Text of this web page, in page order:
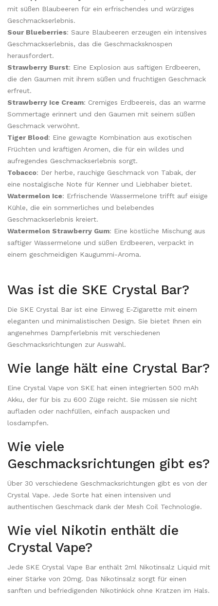
mit süßen Blaubeeren für ein erfrischendes und würziges
Geschmackserlebnis.
Sour Blueberries: Saure Blaubeeren erzeugen ein intensives
Geschmackserlebnis, das die Geschmacksknospen
herausfordert.
Strawberry Burst: Eine Explosion aus saftigen Erdbeeren,
die den Gaumen mit ihrem süßen und fruchtigen Geschmack
erfreut.
Strawberry Ice Cream: Cremiges Erdbeereis, das an warme
Sommertage erinnert und den Gaumen mit seinem süßen
Geschmack verwöhnt.
Tiger Blood: Eine gewagte Kombination aus exotischen
Früchten und kräftigen Aromen, die für ein wildes und
aufregendes Geschmackserlebnis sorgt.
Tobacco: Der herbe, rauchige Geschmack von Tabak, der
eine nostalgische Note für Kenner und Liebhaber bietet.
Watermelon Ice: Erfrischende Wassermelone trifft auf eisige
Kühle, die ein sommerliches und belebendes
Geschmackserlebnis kreiert.
Watermelon Strawberry Gum: Eine köstliche Mischung aus
saftiger Wassermelone und süßen Erdbeeren, verpackt in
einem geschmeidigen Kaugummi-Aroma.
Was ist die SKE Crystal Bar?
Die SKE Crystal Bar ist eine Einweg E-Zigarette mit einem
eleganten und minimalistischen Design. Sie bietet Ihnen ein
angenehmes Dampferlebnis mit verschiedenen
Geschmacksrichtungen zur Auswahl.
Wie lange hält eine Crystal Bar?
Eine Crystal Vape von SKE hat einen integrierten 500 mAh
Akku, der für bis zu 600 Züge reicht. Sie müssen sie nicht
aufladen oder nachfüllen, einfach auspacken und
losdampfen.
Wie viele
Geschmacksrichtungen gibt es?
Über 30 verschiedene Geschmacksrichtungen gibt es von der
Crystal Vape. Jede Sorte hat einen intensiven und
authentischen Geschmack dank der Mesh Coil Technologie.
Wie viel Nikotin enthält die
Crystal Vape?
Jede SKE Crystal Vape Bar enthält 2ml Nikotinsalz Liquid mit
einer Stärke von 20mg. Das Nikotinsalz sorgt für einen
sanften und befriedigenden Nikotinkick ohne Kratzen im Hals.